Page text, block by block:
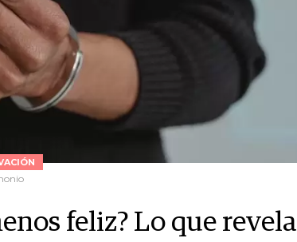
feliz? Lo que revela